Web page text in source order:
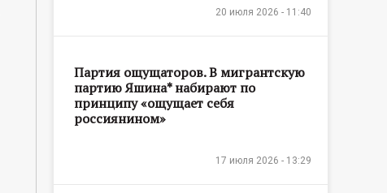
20 июля 2026 - 11:40
Партия ощущаторов. В мигрантскую
партию Яшина* набирают по
принципу «ощущает себя
россиянином»
17 июля 2026 - 13:29